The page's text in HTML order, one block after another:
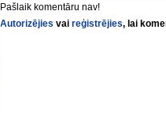
Pašlaik komentāru nav!
Autorizējies vaireģistrējies, lai